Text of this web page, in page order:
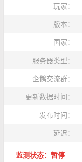
玩家：
版本：
国家：
服务器类型：
企鹅交流群：
更新数据时间：
发布时间：
延迟：
监测状态：暂停